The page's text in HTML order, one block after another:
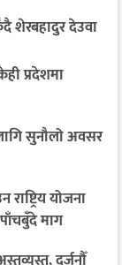
शेरबहादुर देउवा
प्रदेशमा
सुनौलो अवसर
योजना
माग